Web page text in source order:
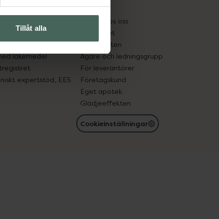
Tillåt alla
in gammal medicin
läkemedel
expertstöd, EES
Pressrum
Jobba hos oss
Hållbarhet
Samarbeten
Ägare och ledningsgrupp
För leverantörer
Företagskund
Eget apotek
Glädjeeffekten
Cookieinställningar